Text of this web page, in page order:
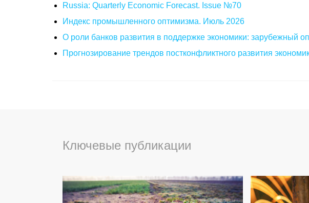
Russia: Quarterly Economic Forecast. Issue №70
Индекс промышленного оптимизма. Июль 2026
О роли банков развития в поддержке экономики: зарубежный
Прогнозирование трендов постконфликтного развития
Ключевые публикации